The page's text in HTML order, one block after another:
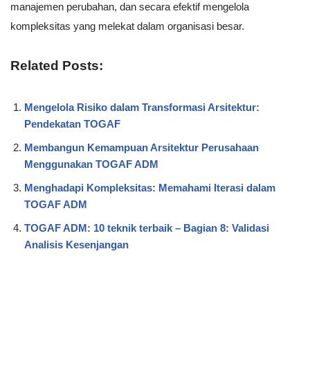
manajemen perubahan, dan secara efektif mengelola
kompleksitas yang melekat dalam organisasi besar.
Related Posts:
Mengelola Risiko dalam Transformasi Arsitektur:
Pendekatan TOGAF
Membangun Kemampuan Arsitektur Perusahaan
Menggunakan TOGAF ADM
Menghadapi Kompleksitas: Memahami Iterasi dalam
TOGAF ADM
TOGAF ADM: 10 teknik terbaik – Bagian 8: Validasi
Analisis Kesenjangan